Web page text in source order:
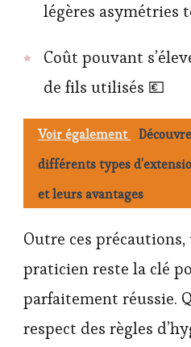
légères asymétries
Coût pouvant
de fils utilisés 💶
Voir également
différents types
et leurs avantages
Outre ces
praticien reste la clé
parfaitement réussie.
respect des règles